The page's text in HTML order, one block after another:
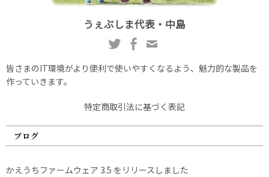
うぇぶしま代表・中島
皆さまのIT環境がより便利で使いやすくなるよう、魅力的な製品を
作っていきます。
特定商取引法に基づく表記
ブログ
かえうちファームウェア 3.5 をリリースしました